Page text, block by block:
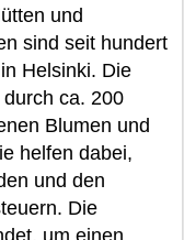
und
sind seit hundert
Helsinki. Die
ca. 200
Blumen und
helfen dabei,
und den
Die
um einen